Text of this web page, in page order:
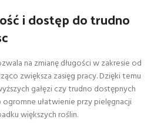
i dostęp do trudno
na zmianę długości w zakresie od
zwiększa zasięg pracy. Dzięki temu
gałęzi czy trudno dostępnych
ułatwienie przy pielęgnacji
większych roślin.